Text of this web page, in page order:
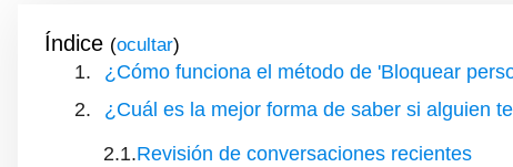
Índice ( )
¿Cómo funciona el método de 'Bloquear
¿Cuál es la mejor forma de saber si alguien
Revisión de conversaciones recientes